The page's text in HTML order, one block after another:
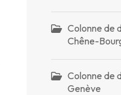
Colonne de
Chêne-
Colonne de
Genève